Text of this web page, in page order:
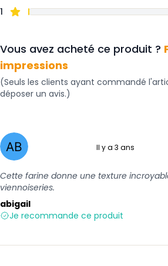
1
Vous avez acheté ce produit ?
impressions
(Seuls les clients ayant commandé
déposer un avis.)
Il y a 3 ans
Cette farine donne une texture
viennoiseries.
abigail
Je recommande ce produit